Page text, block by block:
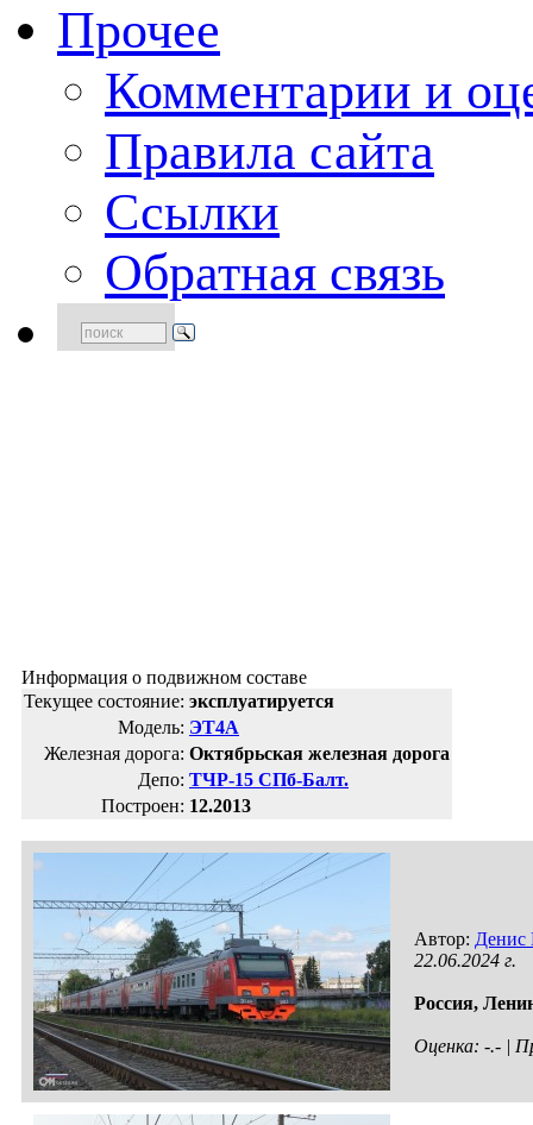
Прочее
Комментарии и
Правила сайта
Ссылки
Обратная связь
Информация о подвижном составе
Текущее состояние: эксплуатируется
Модель: ЭТ4А
Железная дорога: Октябрьская железная дорога
Депо: ТЧР-15 СПб-Балт.
Построен: 12.2013
Автор: Денис
22.06.2024 г.
Россия,
Оценка: -.- |